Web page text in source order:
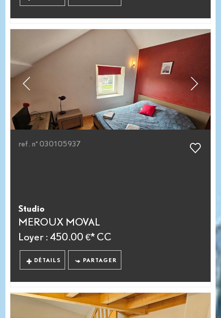
ref. n° 030105937
Studio
MEROUX MOVAL
Loyer : 450.00 €* CC
DÉTAILS PARTAGER